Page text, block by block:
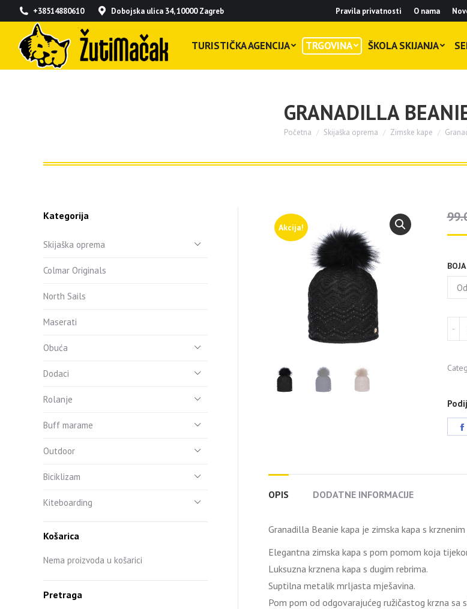
+38514880610 Dobojska ulica 34, 10000 Zagreb Pravila privatnosti O nama
TURISTIČKA AGENCIJA TRGOVINA ŠKOLA SKIJANJA
GRANADILLA
You are here:
Početna Skijaška oprema Zimske kape
Akcija!
BOJA
OPIS DODATNE INFORMACIJE
Granadilla Beanie kapa je zimska kapa s
Elegantna zimska kapa s pom pomom koja
Luksuzna krznena kapa s dugim rebrima.
Suptilna metalik mrljasta mješavina.
Pom pom od odgovarajućeg ružičastog krzna sa
Kategorija
Skijaška oprema
Colmar Originals
North Sails
Maserati
Obuća
Dodaci
Rolanje
Buff marame
Outdoor
Biciklizam
Kiteboarding
Košarica
Nema proizvoda u košarici
Pretraga